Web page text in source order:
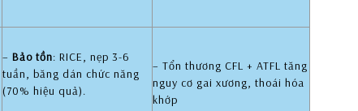
– Bảo tồn: RICE, nẹp 3-6
tuần, băng dán chức năng
(70% hiệu quả).
– Tổn thương CFL + ATFL tăng
nguy cơ gai xương, thoái hóa
khớp